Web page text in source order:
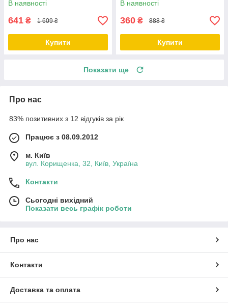
В наявності
641 ₴ 1 609 ₴
Купити
В наявності
360 ₴ 888 ₴
Купити
Показати ще
Про нас
83% позитивних з 12 відгуків за рік
Працює з 08.09.2012
м. Київ
вул. Корищенка, 32, Київ, Україна
Контакти
Сьогодні вихідний
Показати весь графік роботи
Про нас
Контакти
Доставка та оплата